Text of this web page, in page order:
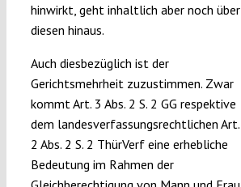
hinwirkt, geht inhaltlich aber noch über
diesen hinaus.
Auch diesbezüglich ist der
Gerichtsmehrheit zuzustimmen. Zwar
kommt Art. 3 Abs. 2 S. 2 GG respektive
dem landesverfassungsrechtlichen Art.
2 Abs. 2 S. 2 ThürVerf eine erhebliche
Bedeutung im Rahmen der